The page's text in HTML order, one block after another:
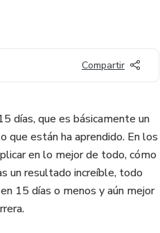
Compartir
días, que es básicamente un
están ha aprendido. En los
en lo mejor de todo, cómo
un resultado increíble, todo
15 días o menos y aún mejor